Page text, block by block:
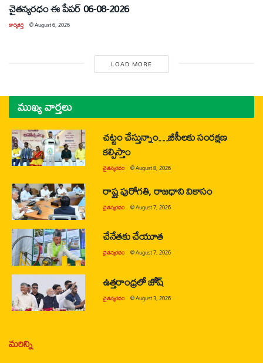
చైతన్యరధం ఈ పేపర్ 06-08-2026
కార్యకర్త @August 6, 2026
LOAD MORE
ముఖ్య వార్తలు
చట్టం చేస్తున్నాం…బీసీలకు సంరక్షణ
కల్పిస్తాం
చైతన్యరధం @August 8, 2026
రాష్ట్ర పురోగతి, రాజధాని వికాసం
చైతన్యరధం @August 7, 2026
చేనేతకు చేయూత
చైతన్యరధం @August 7, 2026
ఉత్తరాంధ్రలో జోష్
చైతన్యరధం @August 3, 2026
మరిన్ని